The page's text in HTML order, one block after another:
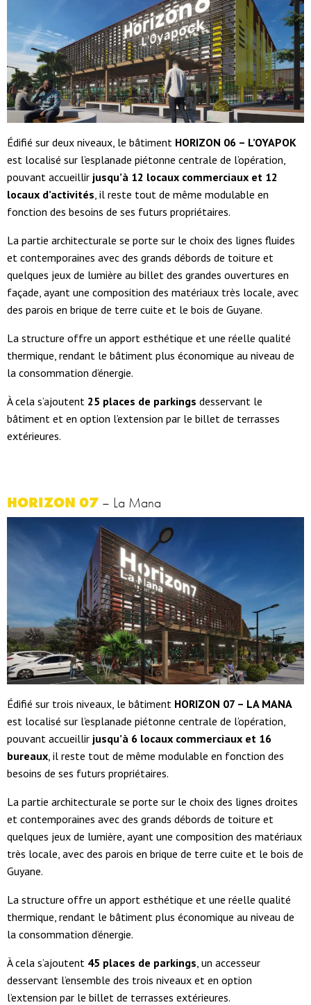
Édifié sur deux niveaux, le bâtiment HORIZON 06 – L’OYAPOK
est localisé sur l’esplanade piétonne centrale de l’opération,
pouvant accueillir jusqu’à 12 locaux commerciaux et 12
locaux d’activités, il reste tout de même modulable en
fonction des besoins de ses futurs propriétaires.
La partie architecturale se porte sur le choix des lignes fluides
et contemporaines avec des grands débords de toiture et
quelques jeux de lumière au billet des grandes ouvertures en
façade, ayant une composition des matériaux très locale, avec
des parois en brique de terre cuite et le bois de Guyane.
La structure offre un apport esthétique et une réelle qualité
thermique, rendant le bâtiment plus économique au niveau de
la consommation d’énergie.
À cela s’ajoutent 25 places de parkings desservant le
bâtiment et en option l’extension par le billet de terrasses
extérieures.
HORIZON 07– La Mana
Édifié sur trois niveaux, le bâtiment HORIZON 07 – LA MANA
est localisé sur l’esplanade piétonne centrale de l’opération,
pouvant accueillir jusqu’à 6 locaux commerciaux et 16
bureaux , il reste tout de même modulable en fonction des
besoins de ses futurs propriétaires.
La partie architecturale se porte sur le choix des lignes droites
et contemporaines avec des grands débords de toiture et
quelques jeux de lumière, ayant une composition des matériaux
très locale, avec des parois en brique de terre cuite et le bois de
Guyane.
La structure offre un apport esthétique et une réelle qualité
thermique, rendant le bâtiment plus économique au niveau de
la consommation d’énergie.
À cela s’ajoutent 45 places de parkings , un accesseur
desservant l’ensemble des trois niveaux et en option
l’extension par le billet de terrasses extérieures.